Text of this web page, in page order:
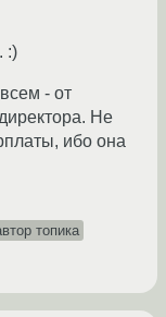
:)
- от
Не
ибо она
топика